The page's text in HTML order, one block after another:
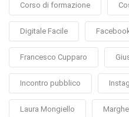
Corso di formazione
Digitale Facile
Francesco Cupparo
Incontro pubblico
Laura Mongiello